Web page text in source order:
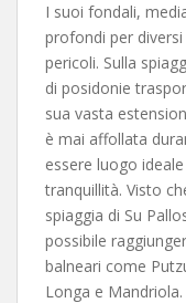
I suoi fondali,
profondi per
pericoli. Sulla
di posidonie
sua vasta
è mai affollata
essere luogo
tranquillità. Visto
spiaggia di Su
possibile
balneari come
Longa e Mandriola.